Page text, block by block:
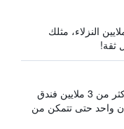
النزلاء، مثلك
ثقة!
يبحث HotelsCombined في أكثر من 3 ملايين فندق
واحد حتى تتمكن من